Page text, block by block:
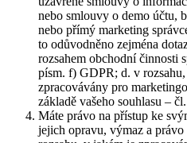
nebo smlouvy o demo účtu,
nebo přímý marketing
to odůvodněno zejména
rozsahem obchodní činnosti
písm. f) GDPR; d. v
zpracovávány pro
základě vašeho souhlasu –
Máte právo na přístup ke
jejich opravu, výmaz a